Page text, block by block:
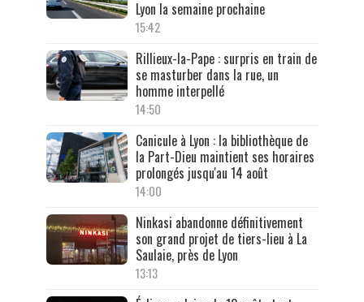
Lyon la semaine prochaine
15:42
Rillieux-la-Pape : surpris en train de
se masturber dans la rue, un
homme interpellé
14:50
Canicule à Lyon : la bibliothèque de
la Part-Dieu maintient ses horaires
prolongés jusqu'au 14 août
14:00
Ninkasi abandonne définitivement
son grand projet de tiers-lieu à La
Saulaie, près de Lyon
13:13